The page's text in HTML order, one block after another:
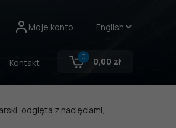
Moje konto
Kontakt
0 0,00 zł
odgięta z nacięciami,